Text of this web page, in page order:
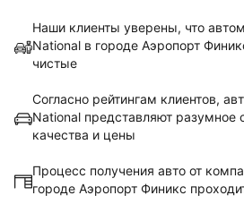
Наши клиенты уверены, что
National в городе Аэропорт
чистые
Согласно рейтингам клиентов,
National представляют разумное
качества и цены
Процесс получения авто от
городе Аэропорт Финикс